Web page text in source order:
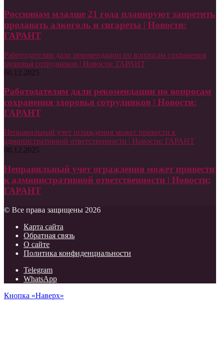
Россиянам младше 21 года планируют запретить
продавать алкоголь и сигареты | Новости:
ГАРАНТ
Работодателям дали рекомендации по вопросам сохранения
здоровья сотрудников | Новости: ГАРАНТ
08.12.2025
Работодателям дали рекомендации по вопросам
сохранения здоровья сотрудников | Новости:
ГАРАНТ
Неправильный учет ограждения может привести к
административной ответственности | Новости: ГАРАНТ
08.12.2025
Неправильный учет ограждения может привести
к административной ответственности | Новости:
ГАРАНТ
© Все права защищены 2026
Карта сайта
Обратная связь
О сайте
Политика конфиденциальности
Telegram
WhatsApp
Кнопка «Наверх»